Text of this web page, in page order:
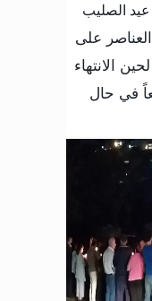
الصليب
على
الانتهاء
في حال